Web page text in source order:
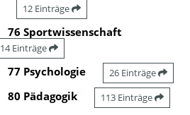
12 Einträge
76 Sportwissenschaft
14 Einträge
77 Psychologie 26 Einträge
80 Pädagogik 113 Einträge